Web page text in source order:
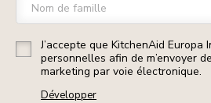
Nom de famille
J’accepte que KitchenAid Europa
personnelles afin de m’envoyer
marketing par voie électronique.
Développer